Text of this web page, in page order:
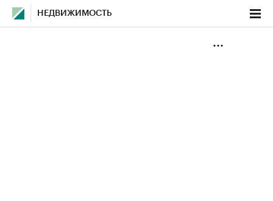
НЕДВИЖИМОСТЬ